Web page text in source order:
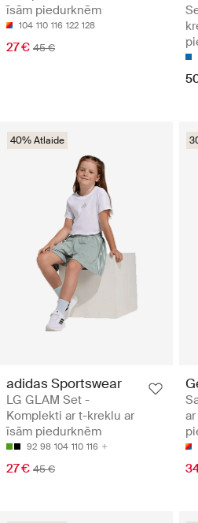
īsām piedurknēm
104 110 116 122 128
27 € 45 €
40% Atlaide
adidas Sportswear
LG GLAM Set -
Komplekti ar t-kreklu ar
īsām piedurknēm
92 98 104 110 116
27 € 45 €